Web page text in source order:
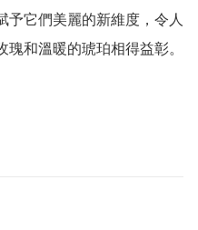
予它們美麗的新維度，令人
和溫暖的琥珀相得益彰。